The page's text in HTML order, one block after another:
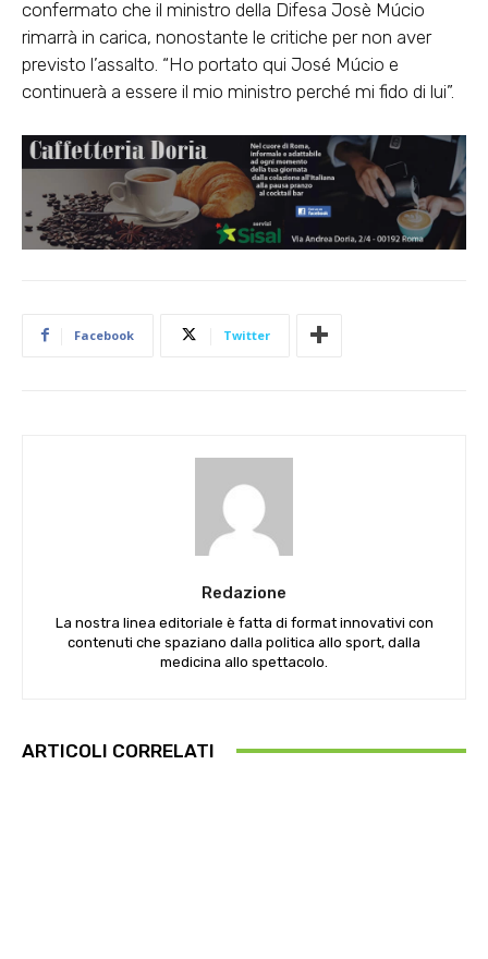
confermato che il ministro della Difesa Josè Múcio
rimarrà in carica, nonostante le critiche per non aver
previsto l’assalto. “Ho portato qui José Múcio e
continuerà a essere il mio ministro perché mi fido di lui”.
Facebook Twitter
Redazione
La nostra linea editoriale è fatta di format innovativi con
contenuti che spaziano dalla politica allo sport, dalla
medicina allo spettacolo.
ARTICOLI CORRELATI